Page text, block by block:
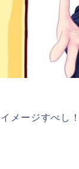
メージすべし！